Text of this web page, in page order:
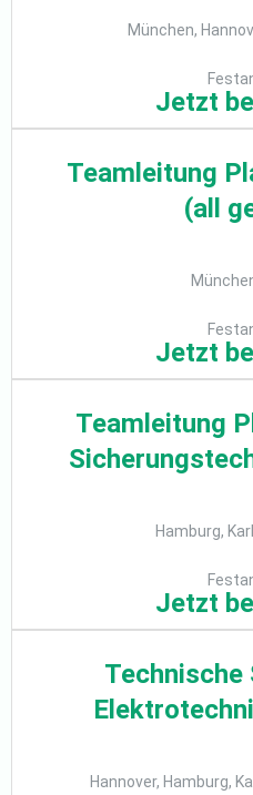
München,
Jetzt
Teamleitung
(all
Jetzt
Teamleitung
Hamburg,
Jetzt
Technische
Hannover, Hamburg,